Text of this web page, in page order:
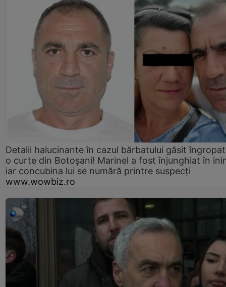
Detalii halucinante în cazul bărbatului găsit
o curte din Botoșani! Marinel a fost înjunghiat în
iar concubina lui se numără printre suspecți
www.wowbiz.ro